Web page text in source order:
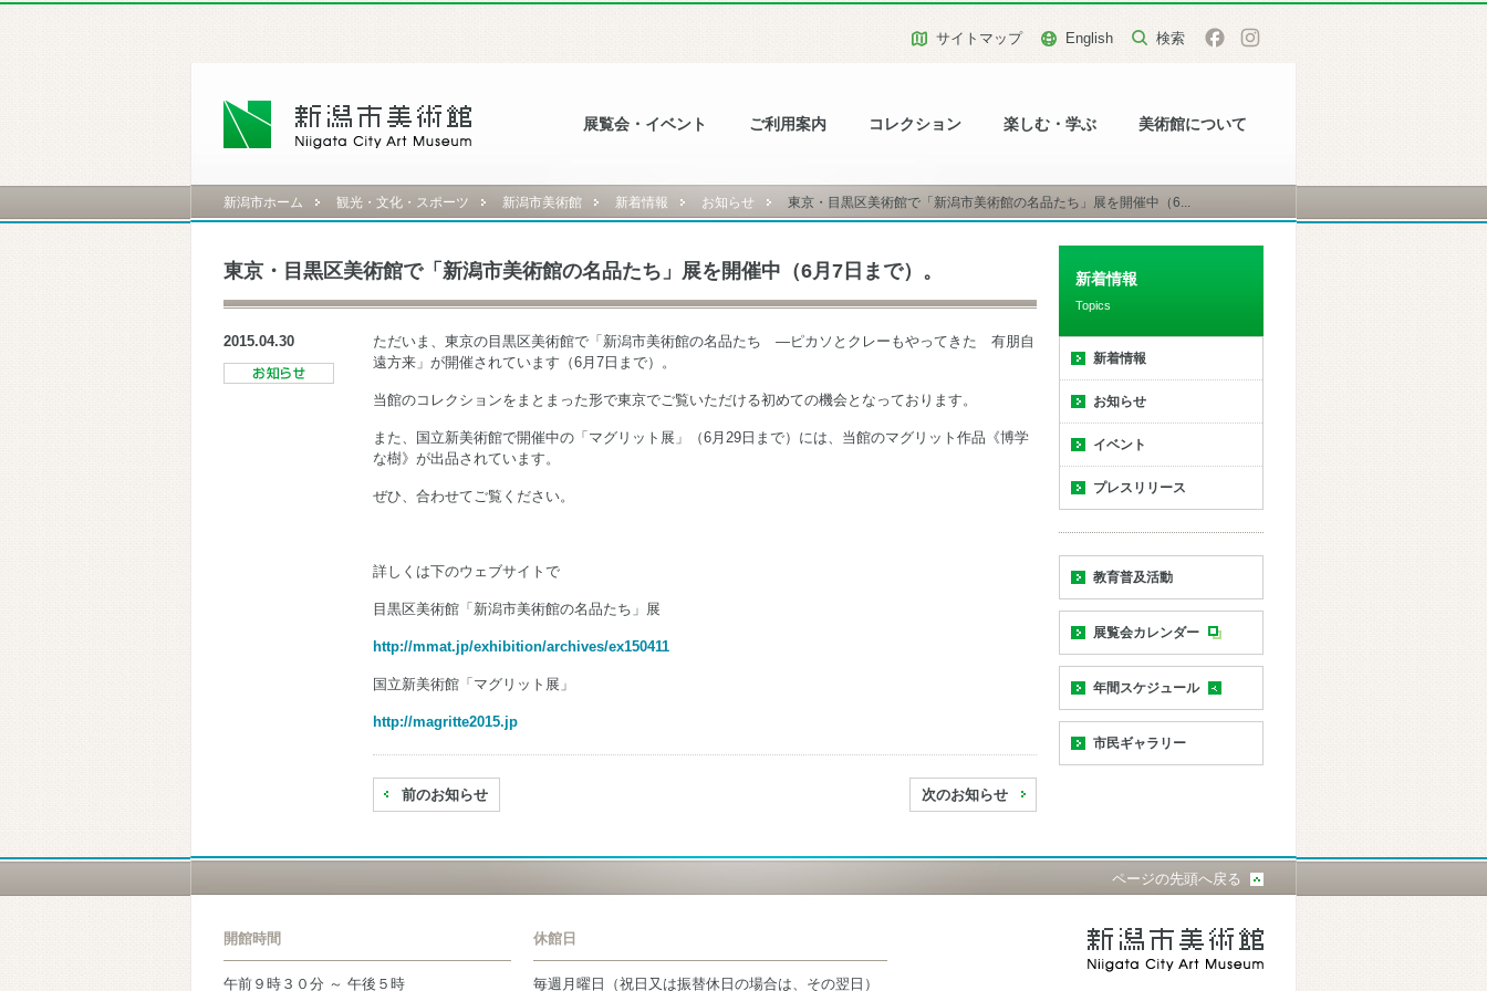
展覧会・イベント ご利用案内 コレクション 楽しむ・学ぶ 美術館について
サイトマップ English
新潟市ホーム 観光・文化・スポーツ 新潟市美術館 新着情報 お知らせ 東京・目黒区美術館で「新潟市美術館の名品たち」展を開催中（6...
東京・目黒区美術館で「新潟市美術館の名品たち」展を開催中（6月7日まで）。
2015.04.30
ただいま、東京の目黒区美術館で「新潟市美術館の名品たち ―ピカソとクレーもやってきた 有朋自
遠方来」が開催されています（6月7日まで）。
当館のコレクションをまとまった形で東京でご覧いただける初めての機会となっております。
また、国立新美術館で開催中の「マグリット展」（6月29日まで）には、当館のマグリット作品《博学
な樹》が出品されています。
ぜひ、合わせてご覧ください。
詳しくは下のウェブサイトで
目黒区美術館「新潟市美術館の名品たち」展
http://mmat.jp/exhibition/archives/ex150411
国立新美術館「マグリット展」
http://magritte2015.jp
前のお知らせ 次のお知らせ
新着情報
Topics
新着情報
お知らせ
イベント
プレスリリース
教育普及活動
展覧会カレンダー
年間スケジュール
市民ギャラリー
ページの先頭へ戻る
開館時間
午前９時３０分 ～ 午後５時
休館日
毎週月曜日（祝日又は振替休日の場合は、その翌日）